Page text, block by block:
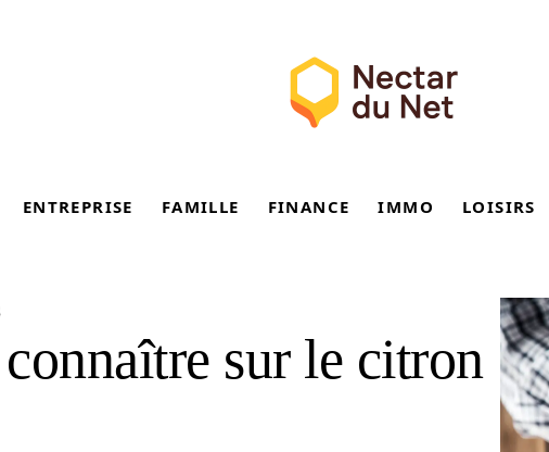
ENTREPRISE FAMILLE FINANCE IMMO LOISIRS
sur le citron